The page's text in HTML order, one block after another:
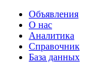
Объявления
О нас
Аналитика
Справочник
База данных